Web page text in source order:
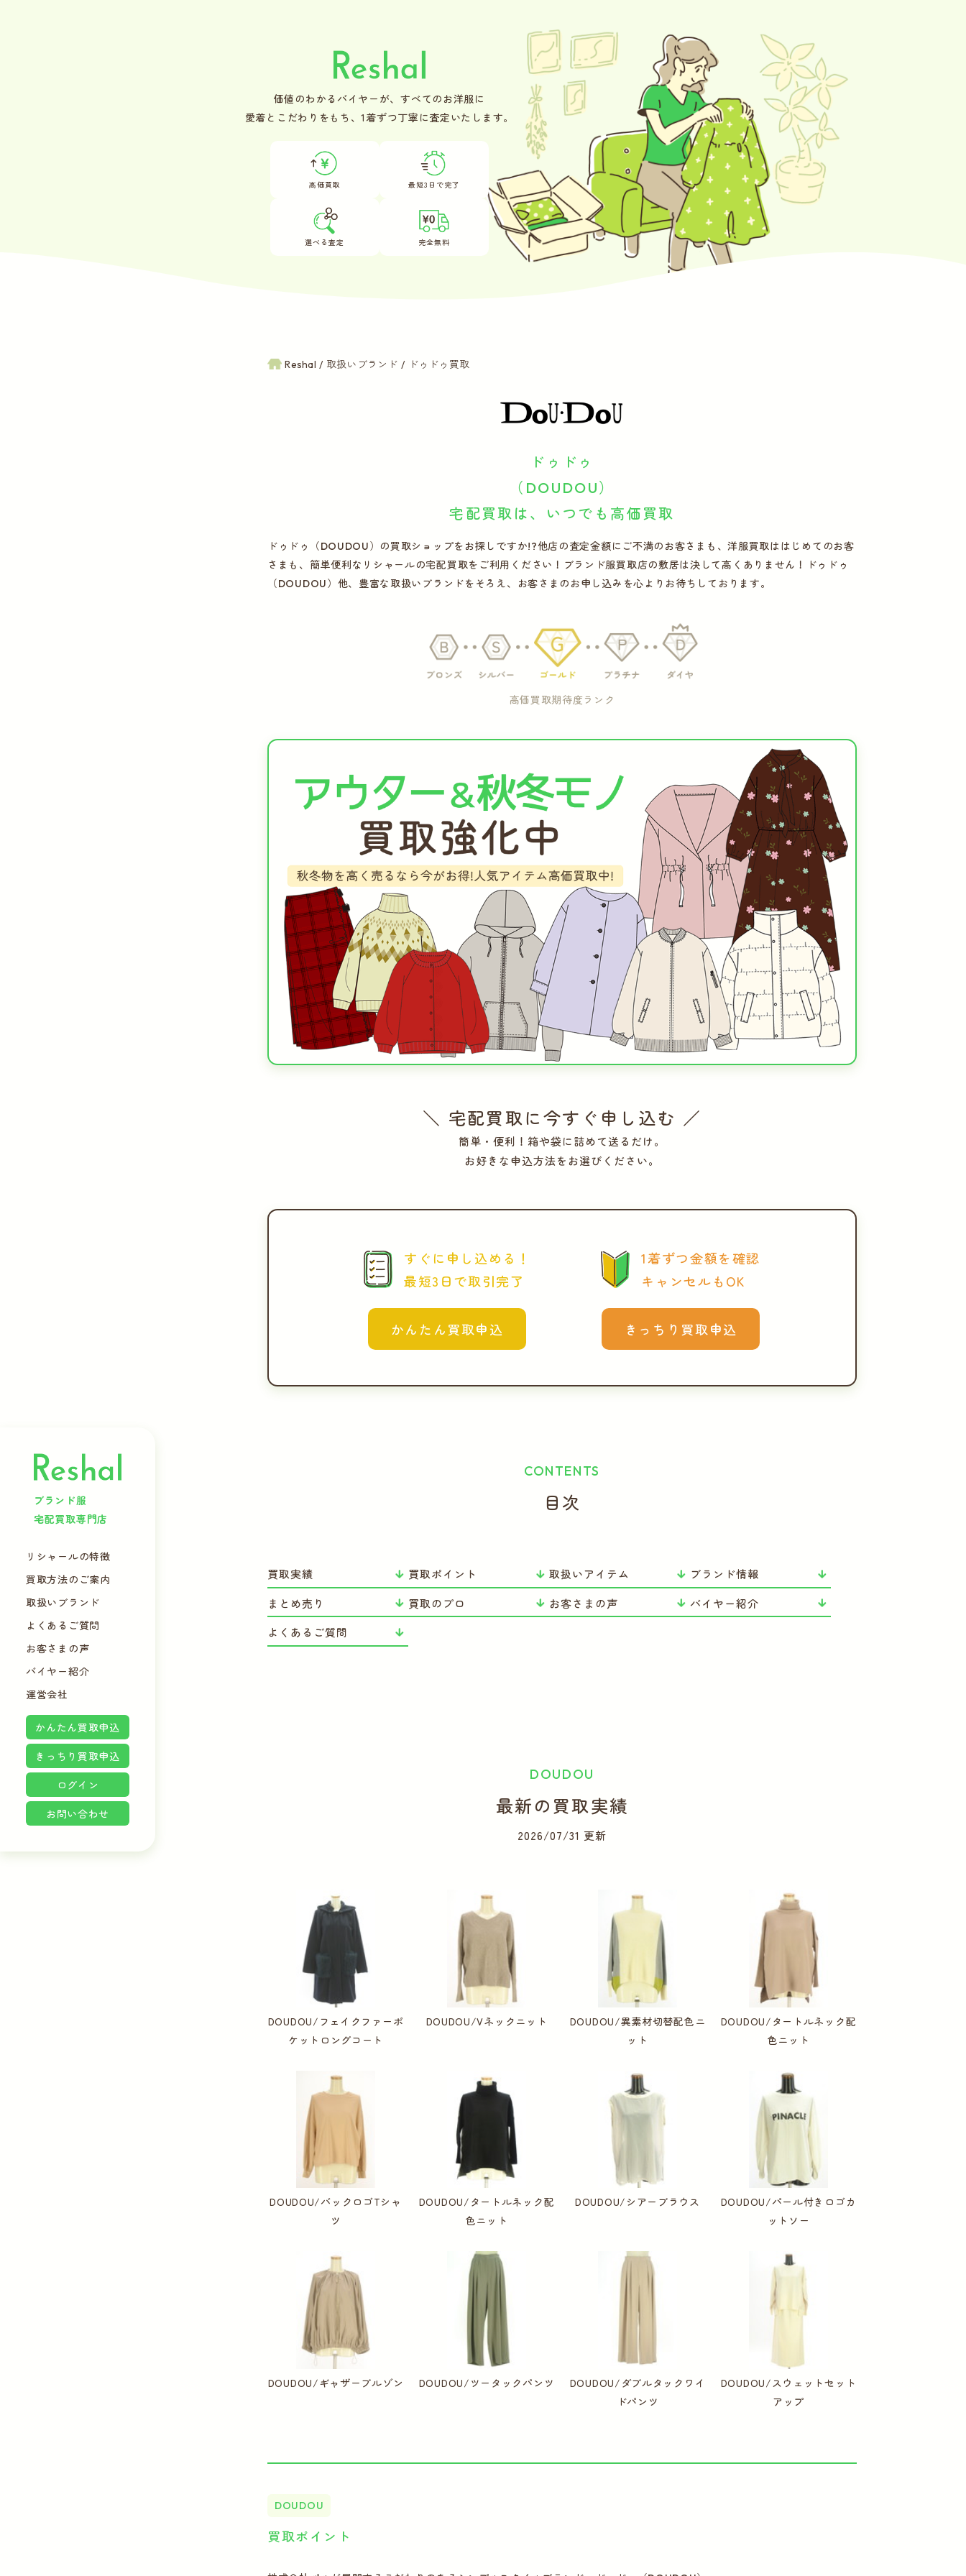
ブランド服
宅配買取専門店
リシャールの特徴
買取方法のご案内
取扱いブランド
よくあるご質問
お客さまの声
バイヤー紹介
運営会社
かんたん買取申込
きっちり買取申込
ログイン
お問い合わせ
価値のわかるバイヤーが、すべてのお洋服に
愛着とこだわりをもち、1着ずつ丁寧に査定いたします。
高価買取 最短3日で完了
選べる査定 完全無料
Reshal 取扱いブランド ドゥドゥ買取
ドゥドゥ
（DOUDOU）
宅配買取は、いつでも高価買取
ドゥドゥ（DOUDOU）の買取ショップをお探しですか!?他店の査定金額にご不満のお客さまも、洋服買取ははじめてのお客
さまも、簡単便利なリシャールの宅配買取をご利用ください！ブランド服買取店の敷居は決して高くありません！ドゥドゥ
（DOUDOU）他、豊富な取扱いブランドをそろえ、お客さまのお申し込みを心よりお待ちしております。
高価買取期待度ランク
＼ 宅配買取に今すぐ申し込む ／
簡単・便利！箱や袋に詰めて送るだけ。
お好きな申込方法をお選びください。
すぐに申し込める！
最短3日で取引完了
かんたん買取申込
1着ずつ金額を確認
キャンセルもOK
きっちり買取申込
CONTENTS
目次
買取実績 買取ポイント 取扱いアイテム
ブランド情報
まとめ売り
買取のプロ お客さまの声
バイヤー紹介
よくあるご質問
DOUDOU
最新の買取実績
2026/07/31 更新
DOUDOU/フェイクファーポ
ケットロングコート
DOUDOU/Vネックニット
DOUDOU/異素材切替配色ニ
ット
DOUDOU/タートルネック配
色ニット
DOUDOU/バックロゴTシャ
ツ
DOUDOU/タートルネック配
色ニット
DOUDOU/シアーブラウス
DOUDOU/パール付きロゴカ
ットソー
DOUDOU/ギャザーブルゾン DOUDOU/ツータックパンツ
DOUDOU/ダブルタックワイ
ドパンツ
DOUDOU/スウェットセット
アップ
DOUDOU
買取ポイント